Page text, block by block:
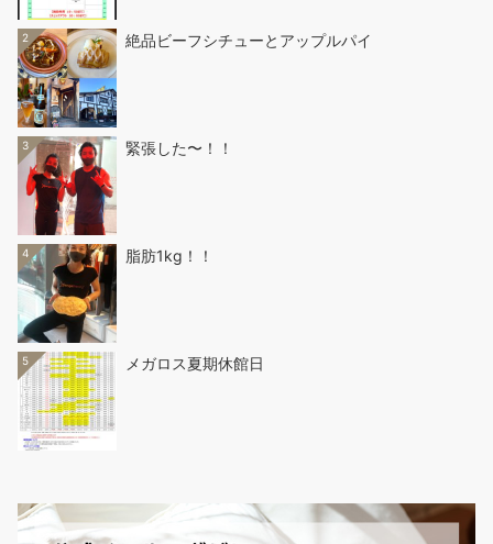
2 絶品ビーフシチューとアップルパイ
3 緊張した〜！！
4 脂肪1kg！！
5 メガロス夏期休館日